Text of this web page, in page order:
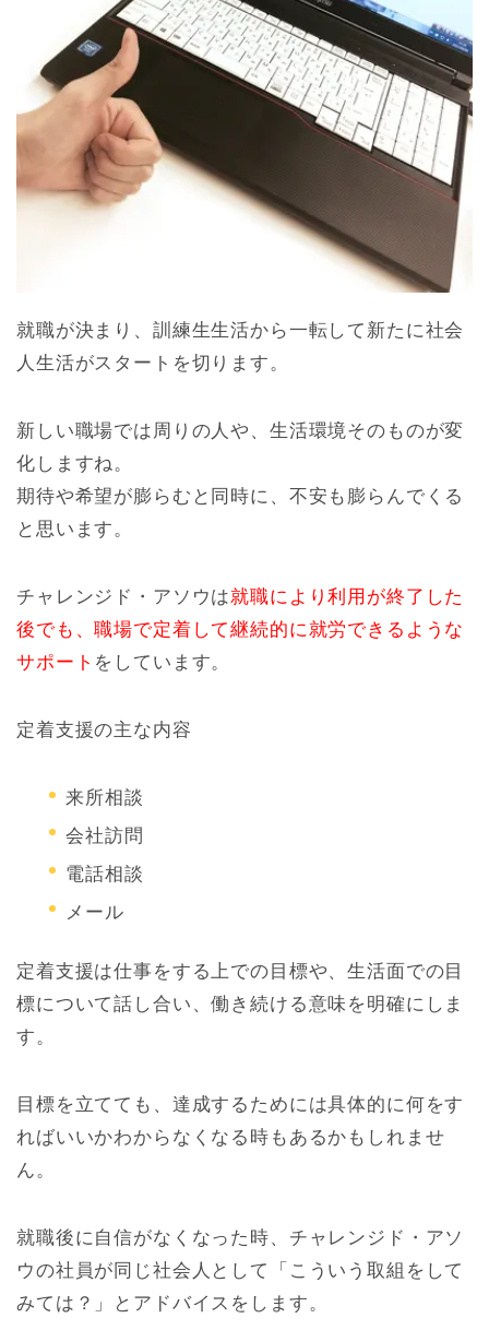
就職が決まり、訓練生生活から一転して新たに社会
人生活がスタートを切ります。
新しい職場では周りの人や、生活環境そのものが変
化しますね。
期待や希望が膨らむと同時に、不安も膨らんでくる
と思います。
チャレンジド・アソウは就職により利用が終了した
後でも、職場で定着して継続的に就労できるような
サポート をしています。
定着支援の主な内容
来所相談
会社訪問
電話相談
メール
定着支援は仕事をする上での目標や、生活面での目
標について話し合い、働き続ける意味を明確にしま
す。
目標を立てても、達成するためには具体的に何をす
ればいいかわからなくなる時もあるかもしれませ
ん。
就職後に自信がなくなった時、チャレンジド・アソ
ウの社員が同じ社会人として「こういう取組をして
みては？」とアドバイスをします。